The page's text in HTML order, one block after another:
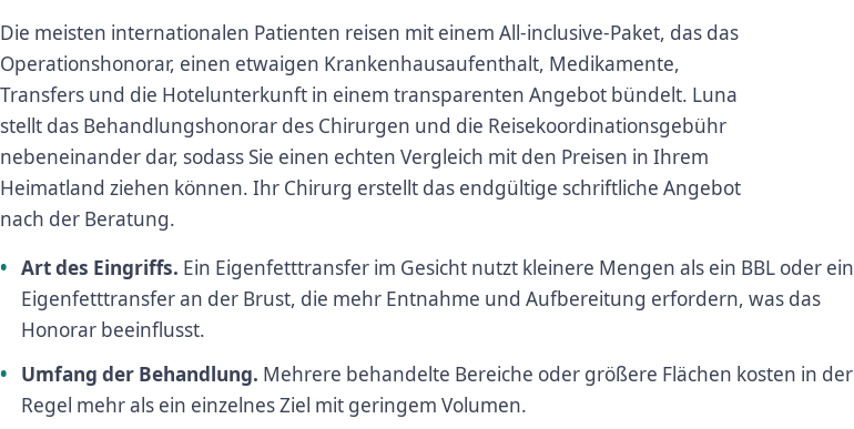
Die meisten internationalen Patienten reisen mit einem All-inclusive-Paket, das das
Operationshonorar, einen etwaigen Krankenhausaufenthalt, Medikamente,
Transfers und die Hotelunterkunft in einem transparenten Angebot bündelt. Luna
stellt das Behandlungshonorar des Chirurgen und die Reisekoordinationsgebühr
nebeneinander dar, sodass Sie einen echten Vergleich mit den Preisen in Ihrem
Heimatland ziehen können. Ihr Chirurg erstellt das endgültige schriftliche Angebot
nach der Beratung.
Art des Eingriffs. Ein Eigenfetttransfer im Gesicht nutzt kleinere Mengen als ein BBL oder ein
Eigenfetttransfer an der Brust, die mehr Entnahme und Aufbereitung erfordern, was das
Honorar beeinflusst.
Umfang der Behandlung. Mehrere behandelte Bereiche oder größere Flächen kosten in der
Regel mehr als ein einzelnes Ziel mit geringem Volumen.